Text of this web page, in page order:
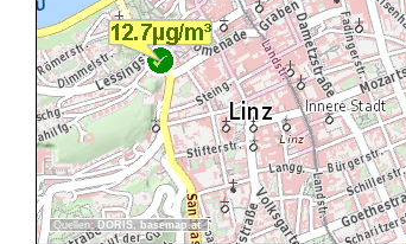
Quellen:DORIS, basemap.at